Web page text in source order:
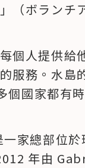
（ボランチ
個人提供給
服務。水島
國家都有
家總部位於
年由